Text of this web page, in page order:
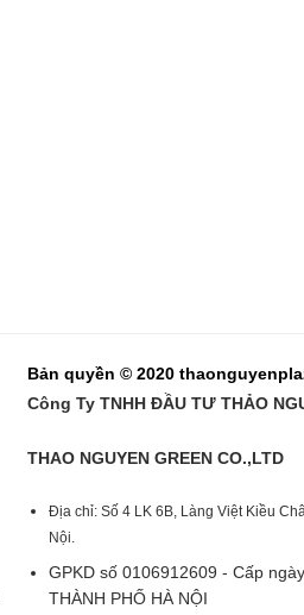
Bản quyền © 2020
Công Ty TNHH ĐẦU TƯ THẢO
THAO NGUYEN GREEN CO.,LTD
Địa chỉ: Số 4 LK 6B, Làng Việt Kiều
Nội.
GPKD số 0106912609 - Cấp
THÀNH PHỐ HÀ NỘI